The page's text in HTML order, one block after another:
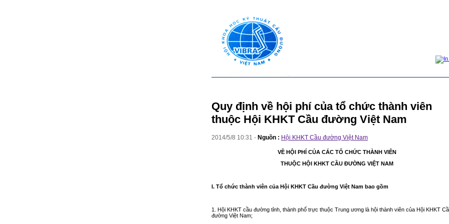
Quy định về hội phí của tổ chức thành viên
thuộc Hội KHKT Cầu đường Việt Nam
2014/5/8 10:31 - Nguồn : Hội KHKT Cầu đường Việt Nam
VỀ HỘI PHÍ CỦA CÁC TỔ CHỨC THÀNH VIÊN
THUỘC HỘI KHKT CẦU ĐƯỜNG VIỆT NAM
I. Tổ chức thành viên của Hội KHKT Cầu đường Việt Nam bao gồm
1. Hội KHKT cầu đường tỉnh, thành phố trực thuộc Trung ương là hội thành viên của Hội KHKT
đường Việt Nam;